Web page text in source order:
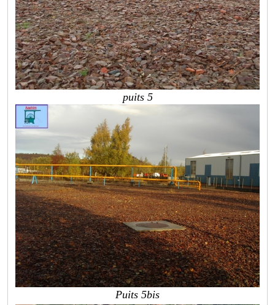
puits 5
Puits 5bis